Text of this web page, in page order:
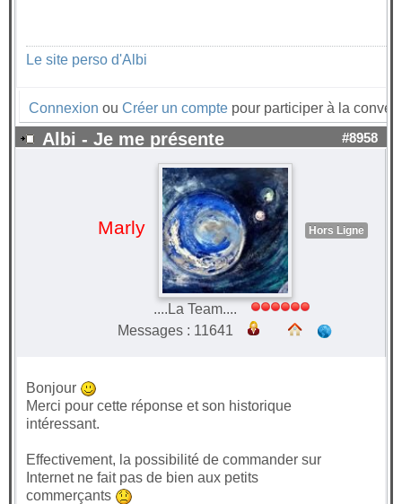
Le site perso d'Albi
Connexion ou Créer un compte pour participer à la
Albi - Je me présente #8958
Marly Hors Ligne
....La Team....
Messages : 11641
Bonjour
Merci pour cette réponse et son historique
intéressant.
Effectivement, la possibilité de commander sur
Internet ne fait pas de bien aux petits
commerçants